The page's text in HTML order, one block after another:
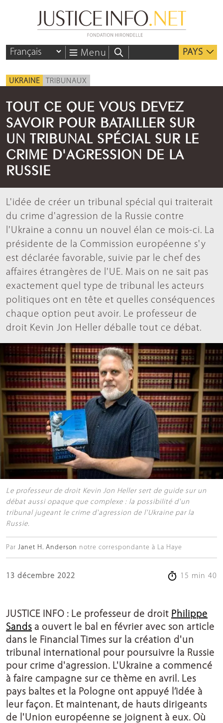
Menu PAYS
UKRAINE TRIBUNAUX
TOUT CE QUE VOUS DEVEZ
SAVOIR POUR BATAILLER SUR
UN TRIBUNAL SPÉCIAL SUR LE
CRIME D'AGRESSION DE LA
RUSSIE
L'idée de créer un tribunal spécial qui traiterait
du crime d'agression de la Russie contre
l'Ukraine a connu un nouvel élan ce mois-ci. La
présidente de la Commission européenne s'y
est déclarée favorable, suivie par le chef des
affaires étrangères de l'UE. Mais on ne sait pas
exactement quel type de tribunal les acteurs
politiques ont en tête et quelles conséquences
chaque option peut avoir. Le professeur de
droit Kevin Jon Heller déballe tout ce débat.
Le professeur de droit Kevin Jon Heller sert de guide sur un
débat aussi opaque que complexe : la possibilité d'un
tribunal jugeant le crime d'agression de l'Ukraine par la
Russie.
Par Janet H. Anderson notre correspondante à La Haye
13 décembre 2022 15 min 40
JUSTICE INFO : Le professeur de droit Philippe
Sands a ouvert le bal en février avec son article
dans le Financial Times sur la création d'un
tribunal international pour poursuivre la Russie
pour crime d'agression. L'Ukraine a commencé
à faire campagne sur ce thème en avril. Les
pays baltes et la Pologne ont appuyé l’idée à
leur façon. Et maintenant, de hauts dirigeants
de l'Union européenne se joignent à eux. Où